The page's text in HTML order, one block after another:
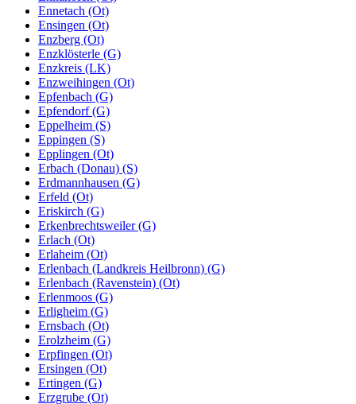
Ennetach (Ot)
Ensingen (Ot)
Enzberg (Ot)
Enzklösterle (G)
Enzkreis (LK)
Enzweihingen (Ot)
Epfenbach (G)
Epfendorf (G)
Eppelheim (S)
Eppingen (S)
Epplingen (Ot)
Erbach (Donau) (S)
Erdmannhausen (G)
Erfeld (Ot)
Eriskirch (G)
Erkenbrechtsweiler (G)
Erlach (Ot)
Erlaheim (Ot)
Erlenbach (Landkreis Heilbronn) (G)
Erlenbach (Ravenstein) (Ot)
Erlenmoos (G)
Erligheim (G)
Ernsbach (Ot)
Erolzheim (G)
Erpfingen (Ot)
Ersingen (Ot)
Ertingen (G)
Erzgrube (Ot)